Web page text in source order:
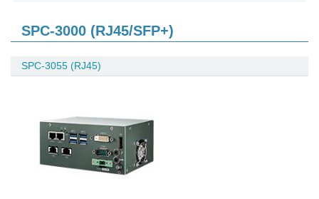
SPC-3000 (RJ45/SFP+)
SPC-3055 (RJ45)